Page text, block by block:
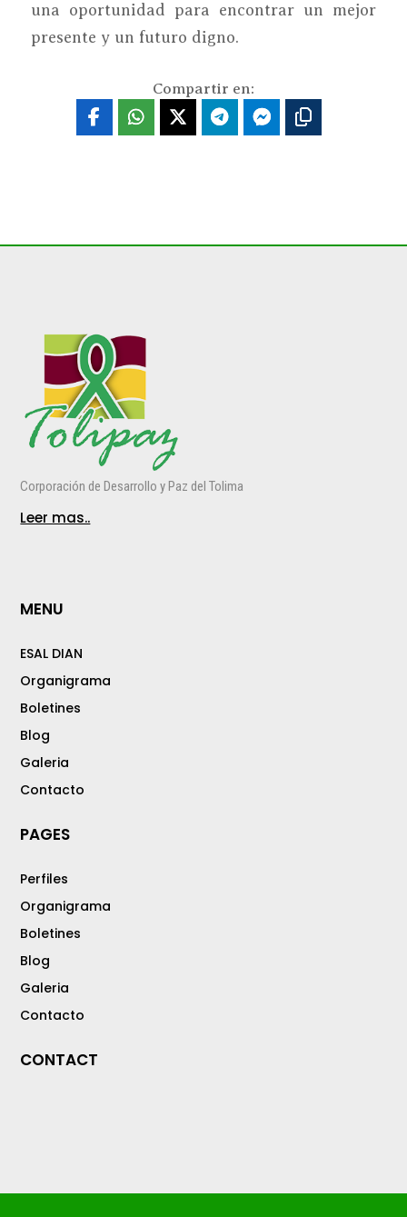
una oportunidad para encontrar un mejor
presente y un futuro digno.
Compartir en:
Corporación de Desarrollo y Paz del Tolima
Leer mas..
MENU
ESAL DIAN
Organigrama
Boletines
Blog
Galeria
Contacto
PAGES
Perfiles
Organigrama
Boletines
Blog
Galeria
Contacto
CONTACT